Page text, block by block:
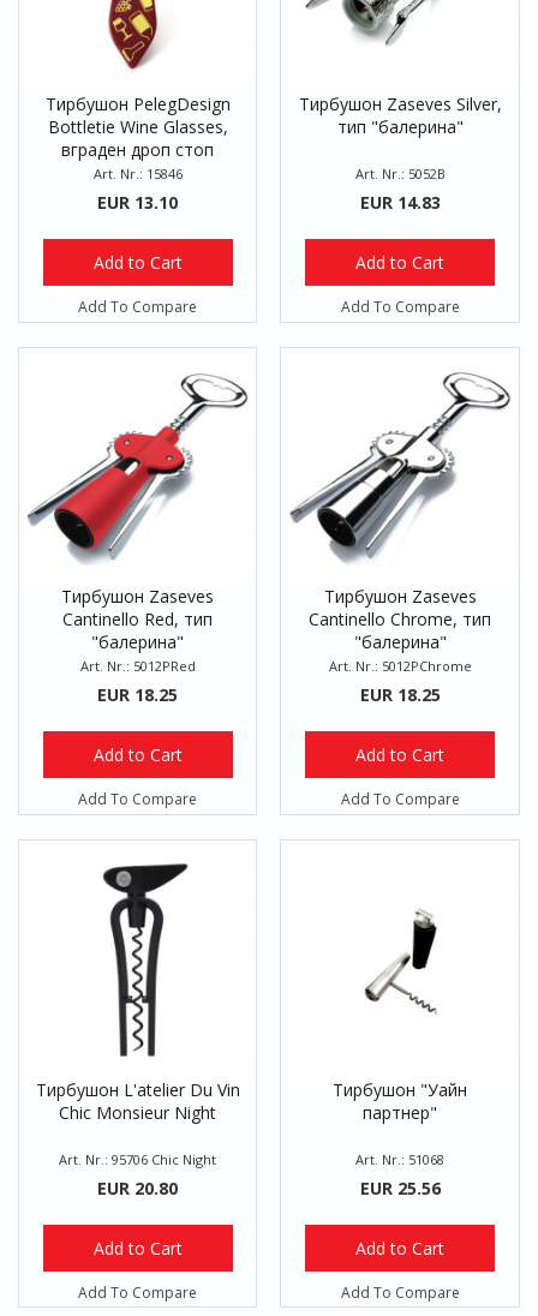
Тирбушон PelegDesign
Bottletie Wine Glasses,
вграден дроп стоп
Art. Nr.: 15846
EUR 13.10
Add to Cart
Add To Compare
Тирбушон Zaseves Silver,
тип "балерина"
Art. Nr.: 5052B
EUR 14.83
Add to Cart
Add To Compare
Тирбушон Zaseves
Cantinello Red, тип
"балерина"
Art. Nr.: 5012PRed
EUR 18.25
Add to Cart
Add To Compare
Тирбушон Zaseves
Cantinello Chrome, тип
"балерина"
Art. Nr.: 5012PChrome
EUR 18.25
Add to Cart
Add To Compare
Тирбушон L'atelier Du Vin
Chic Monsieur Night
Art. Nr.: 95706 Chic Night
EUR 20.80
Add to Cart
Add To Compare
Тирбушон "Уайн
партнер"
Art. Nr.: 51068
EUR 25.56
Add to Cart
Add To Compare